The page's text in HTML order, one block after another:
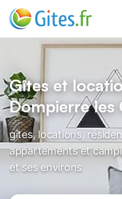
Gîtes et
Dompierre les
gîtes, locations,
appartements et
et ses environs